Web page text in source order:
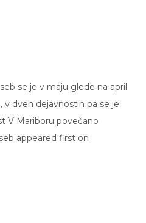
se je v maju glede na april
v dveh dejavnostih pa se je
V Mariboru povečano
appeared first on